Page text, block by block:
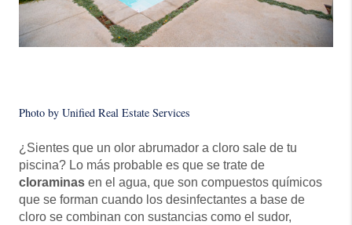
Photo by Unified Real Estate Services
¿Sientes que un olor abrumador a cloro sale de tu
piscina? Lo más probable es que se trate de
cloraminas en el agua, que son compuestos químicos
que se forman cuando los desinfectantes a base de
cloro se combinan con sustancias como el sudor,